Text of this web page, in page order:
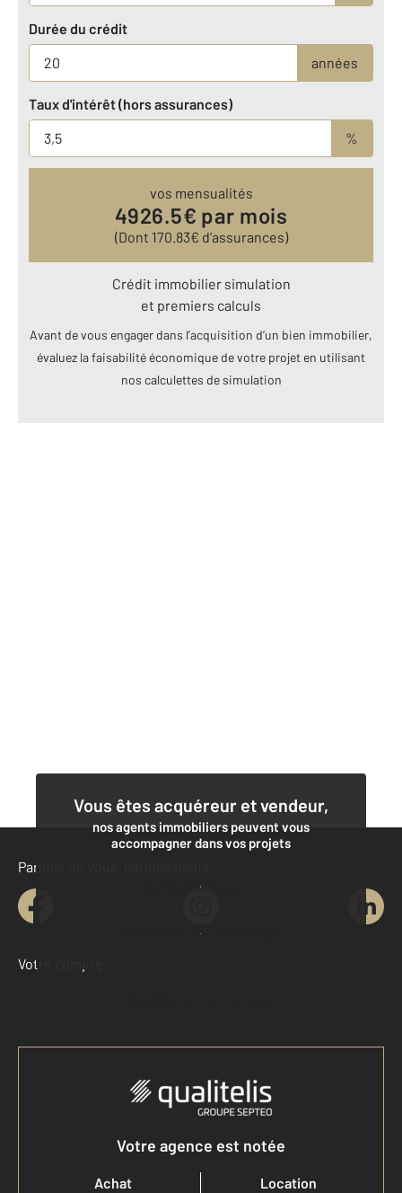
Durée du crédit
années
Taux d'intérêt (hors assurances)
%
vos mensualités
4926.5€ par mois
(Dont 170.83€ d’assurances)
Crédit immobilier simulation
et premiers calculs
Avant de vous engager dans l’acquisition d’un bien immobilier,
évaluez la faisabilité économique de votre projet en utilisant
nos calculettes de simulation
Vous êtes acquéreur et vendeur,
nos agents immobiliers peuvent vous
accompagner dans vos projets
Contacter l'agence
Demander une estimation
Parlons de vous, parlons biens
Votre compte :
Accéder à mon compte
Votre agence est notée
Achat
Location